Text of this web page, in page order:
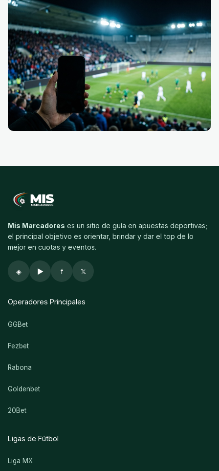
Mis Marcadores es un sitio de guía en apuestas deportivas;
el principal objetivo es orientar, brindar y dar el top de lo
mejor en cuotas y eventos.
◈ ▶ f 𝕏
Operadores Principales
GGBet
Fezbet
Rabona
Goldenbet
20Bet
Ligas de Fútbol
Liga MX